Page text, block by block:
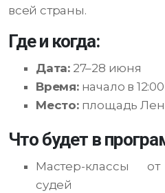
всей страны.
Где и когда:
Дата: 27–28 июня
Время:начало в 12:00
Место:площадь
Что будет в
Мастер-классы
судей